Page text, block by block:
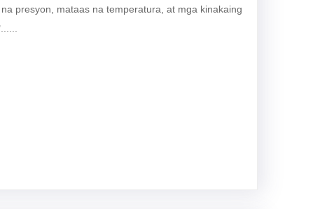
presyon, mataas na temperatura, at mga kinakaing